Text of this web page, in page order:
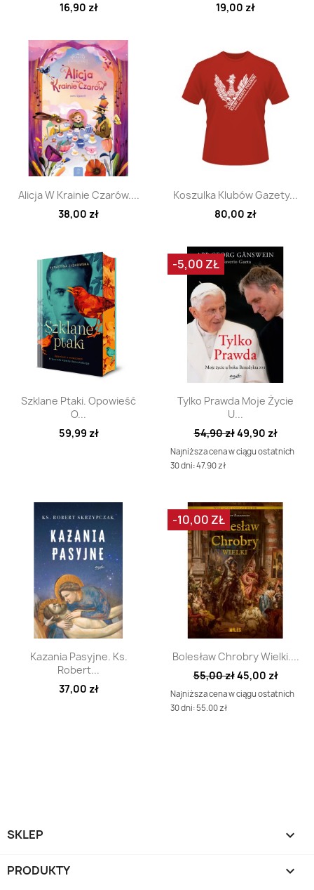
16,90 zł
19,00 zł
Szybki podgląd
Alicja W Krainie Czarów....
38,00 zł
Szybki podgląd
Koszulka Klubów Gazety...
80,00 zł
Szybki podgląd
Szklane Ptaki. Opowieść
O...
59,99 zł
 Szybki podgląd
Tylko Prawda Moje Życie
U...
54,90 zł49,90 zł
Najniższa cena w ciągu ostatnich
30 dni: 47.90 zł
-5,00 ZŁ
Szybki podgląd
Kazania Pasyjne. Ks.
Robert...
37,00 zł
Szybki podgląd
Bolesław Chrobry Wielki....
55,00 zł45,00 zł
Najniższa cena w ciągu ostatnich
30 dni: 55.00 zł
-10,00 ZŁ
SKLEP 
PRODUKTY 